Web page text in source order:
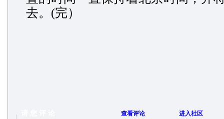
去。(完）
查看评论 进入社区